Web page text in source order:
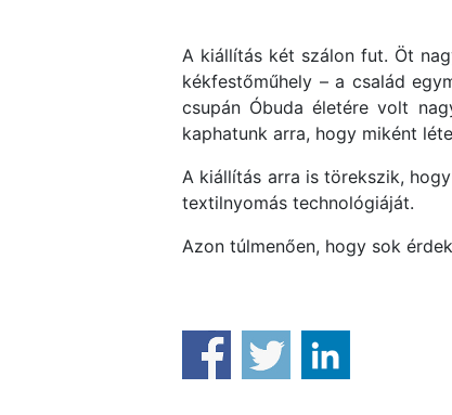
A kiállítás két szálon fut. Öt
kékfestőműhely – a család
csupán Óbuda életére volt
kaphatunk arra, hogy miként
A kiállítás arra is törekszik,
textilnyomás technológiáját.
Azon túlmenően, hogy sok